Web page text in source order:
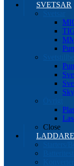
SVETSAR
Close
LADDARE